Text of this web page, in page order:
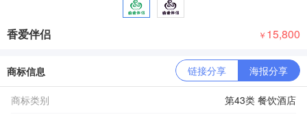
香爱伴侣 ￥ 15,800
商标信息 链接分享 海报分享
商标类别
第43类 餐饮酒店